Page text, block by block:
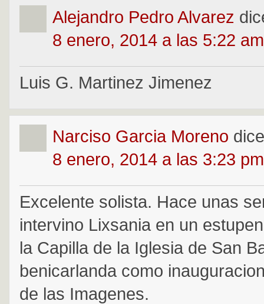
Alejandro Pedro Alvarez
8 enero, 2014 a las 5:22 am
Luis G. Martinez Jimenez
Narciso Garcia Moreno
8 enero, 2014 a las 3:23 pm
Excelente solista. Hace unas
intervino Lixsania en un
la Capilla de la Iglesia de San
benicarlanda como
de las Imagenes.